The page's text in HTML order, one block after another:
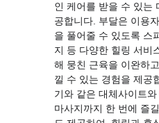
인 케어를 받을 수 있는
공합니다. 부달은 이용
을 풀어줄 수 있도록 스
지 등 다양한 힐링 서비
해 뭉친 근육을 이완하
낄 수 있는 경험을 제공
기와 같은 대체사이트
마사지까지 한 번에 즐